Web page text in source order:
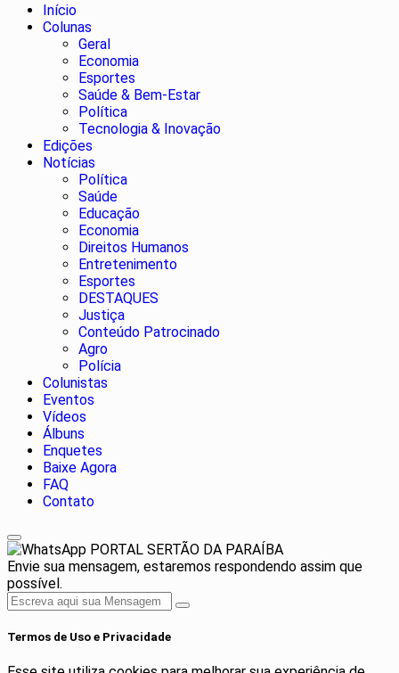
Início
Colunas
Geral
Economia
Esportes
Saúde & Bem-Estar
Política
Tecnologia & Inovação
Edições
Notícias
Política
Saúde
Educação
Economia
Direitos Humanos
Entretenimento
Esportes
DESTAQUES
Justiça
Conteúdo Patrocinado
Agro
Polícia
Colunistas
Eventos
Vídeos
Álbuns
Enquetes
Baixe Agora
FAQ
Contato
PORTAL SERTÃO DA PARAÍBA
Envie sua mensagem, estaremos respondendo assim que
possível.
Termos de Uso e Privacidade